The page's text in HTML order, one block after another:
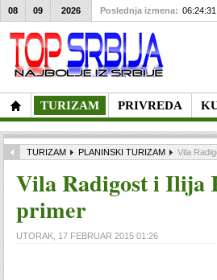
TURIZAM PRIVREDA
08 09 2026 Poslednja izmena:
TURIZAM PLANINSKI TURIZAM Vila
Vila Radigost i Ilija
primer
UTORAK, 17 FEBRUAR 2015 01:26